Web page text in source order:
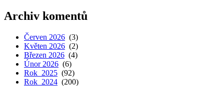
Archiv komentů
Červen 2026 (3)
Květen 2026 (2)
Březen 2026 (4)
Únor 2026 (6)
Rok 2025 (92)
Rok 2024 (200)